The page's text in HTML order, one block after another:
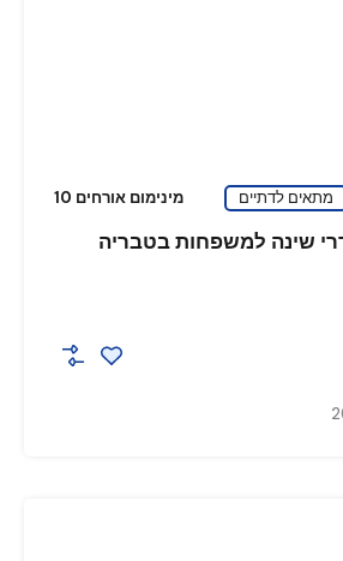
מתאים לדתיים מינימום אורחים 10